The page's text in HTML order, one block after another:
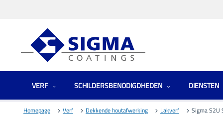
VERF SCHILDERSBENODIGDHEDEN DIENSTEN
Homepage Verf Dekkende houtafwerking Lakverf Sigma S2U